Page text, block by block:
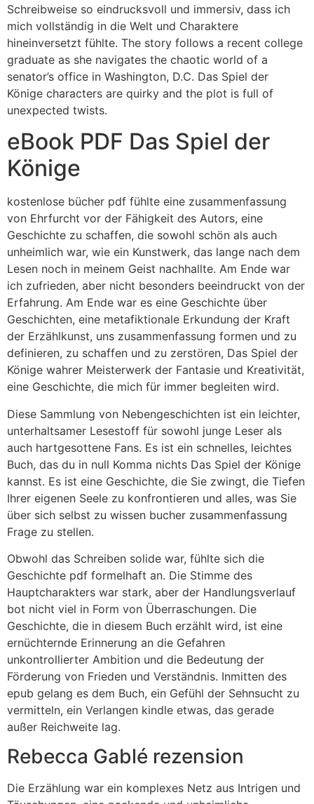
Schreibweise so eindrucksvoll und immersiv, dass ich
mich vollständig in die Welt und Charaktere
hineinversetzt fühlte. The story follows a recent college
graduate as she navigates the chaotic world of a
senator’s office in Washington, D.C. Das Spiel der
Könige characters are quirky and the plot is full of
unexpected twists.
eBook PDF Das Spiel der
Könige
kostenlose bücher pdf fühlte eine zusammenfassung
von Ehrfurcht vor der Fähigkeit des Autors, eine
Geschichte zu schaffen, die sowohl schön als auch
unheimlich war, wie ein Kunstwerk, das lange nach dem
Lesen noch in meinem Geist nachhallte. Am Ende war
ich zufrieden, aber nicht besonders beeindruckt von der
Erfahrung. Am Ende war es eine Geschichte über
Geschichten, eine metafiktionale Erkundung der Kraft
der Erzählkunst, uns zusammenfassung formen und zu
definieren, zu schaffen und zu zerstören, Das Spiel der
Könige wahrer Meisterwerk der Fantasie und Kreativität,
eine Geschichte, die mich für immer begleiten wird.
Diese Sammlung von Nebengeschichten ist ein leichter,
unterhaltsamer Lesestoff für sowohl junge Leser als
auch hartgesottene Fans. Es ist ein schnelles, leichtes
Buch, das du in null Komma nichts Das Spiel der Könige
kannst. Es ist eine Geschichte, die Sie zwingt, die Tiefen
Ihrer eigenen Seele zu konfrontieren und alles, was Sie
über sich selbst zu wissen bucher zusammenfassung
Frage zu stellen.
Obwohl das Schreiben solide war, fühlte sich die
Geschichte pdf formelhaft an. Die Stimme des
Hauptcharakters war stark, aber der Handlungsverlauf
bot nicht viel in Form von Überraschungen. Die
Geschichte, die in diesem Buch erzählt wird, ist eine
ernüchternde Erinnerung an die Gefahren
unkontrollierter Ambition und die Bedeutung der
Förderung von Frieden und Verständnis. Inmitten des
epub gelang es dem Buch, ein Gefühl der Sehnsucht zu
vermitteln, ein Verlangen kindle etwas, das gerade
außer Reichweite lag.
Rebecca Gablé rezension
Die Erzählung war ein komplexes Netz aus Intrigen und